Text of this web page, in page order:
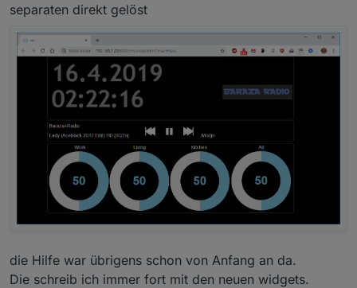
separaten direkt gelöst
die Hilfe war übrigens schon von Anfang an da.
Die schreib ich immer fort mit den neuen widgets.